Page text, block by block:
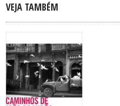
VEJA TAMBÉM